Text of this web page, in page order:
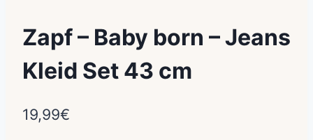
Zapf – Baby born – Jeans
Kleid Set 43 cm
19,99€